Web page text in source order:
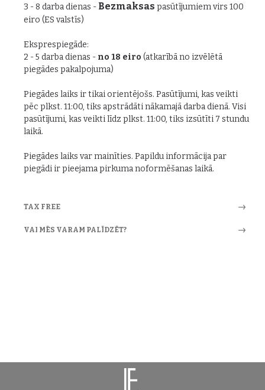
3 - 8 darba dienas - Bezmaksas pasūtījumiem virs 100
eiro (ES valstīs)
Eksprespiegāde:
2 - 5 darba dienas - no 18 eiro (atkarībā no izvēlētā
piegādes pakalpojuma)
Piegādes laiks ir tikai orientējošs. Pasūtījumi, kas veikti
pēc plkst. 11:00, tiks apstrādāti nākamajā darba dienā. Visi
pasūtījumi, kas veikti līdz plkst. 11:00, tiks izsūtīti 7 stundu
laikā.
Piegādes laiks var mainīties. Papildu informācija par
piegādi ir pieejama pirkuma noformēšanas laikā.
TAX FREE
VAI MĒS VARAM PALĪDZĒT?